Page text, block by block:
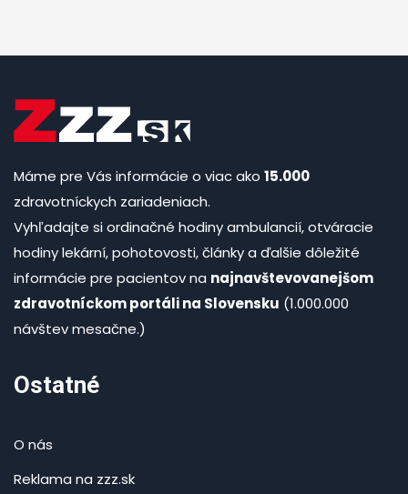
Máme pre Vás informácie o viac ako 15.000
zdravotníckych zariadeniach.
Vyhľadajte si ordinačné hodiny ambulancií, otváracie
hodiny lekární, pohotovosti, články a ďalšie dôležité
informácie pre pacientov na najnavštevovanejšom
zdravotníckom portáli na Slovensku (1.000.000
návštev mesačne.)
Ostatné
O nás
Reklama na zzz.sk